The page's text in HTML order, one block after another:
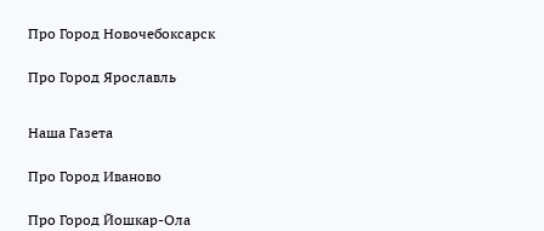
Про Город Новочебоксарск
Про Город Ярославль
Наша Газета
Про Город Иваново
Про Город Йошкар-Ола